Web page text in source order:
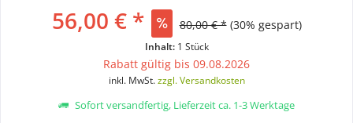
56,00 € * 80,00 € * (30% gespart)
Inhalt: 1 Stück
Rabatt gültig bis 09.08.2026
inkl. MwSt.zzgl. Versandkosten
Sofort versandfertig, Lieferzeit ca. 1-3 Werktage